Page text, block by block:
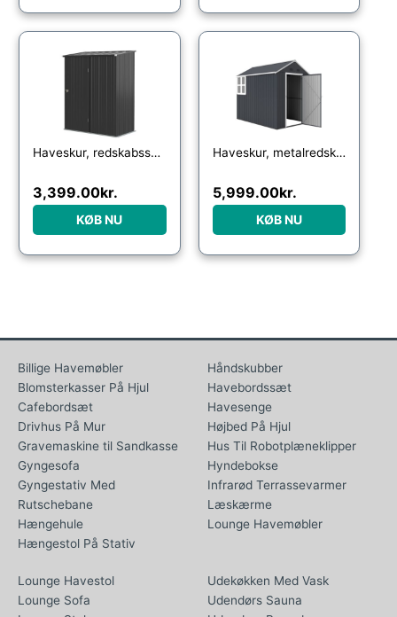
Haveskur, redskabsskur med låsbar dør, vejrbestandig og hylder, 161,5 cm x 94,5 cm x 196 cm, sort
3,399.00kr.
KØB NU
Haveskur, metalredskabsskur, dobbeltdør, vindue, 259x172x222 cm, grå/hvid
5,999.00kr.
KØB NU
Billige Havemøbler
Blomsterkasser På Hjul
Cafebordsæt
Drivhus På Mur
Gravemaskine til Sandkasse
Gyngesofa
Gyngestativ Med
Rutschebane
Hængehule
Hængestol På Stativ
Håndskubber
Havebordssæt
Havesenge
Højbed På Hjul
Hus Til Robotplæneklipper
Hyndebokse
Infrarød Terrassevarmer
Læskærme
Lounge Havemøbler
Lounge Havestol
Lounge Sofa
Udekøkken Med Vask
Udendørs Sauna